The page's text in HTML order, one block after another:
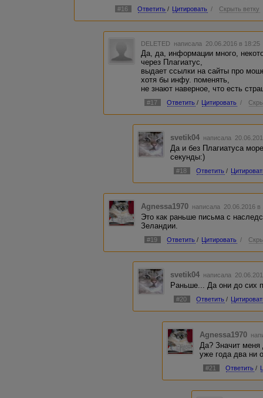
#16 Ответить / Цитировать / Скрыть ветку
DELETED написала 20.06.2016 в
Да, да, информации много,
через Плагиатус,
выдает ссылки на сайты про
хотя бы инфу. поменять,
не знают наверное, что есть
#17 Ответить / Цитировать /
svetik04 написала
Да и без Плагиатуса
секунды:)
#18 Ответить /
Agnessa1970 написала 20.06.2016
Это как раньше письма с
Зеландии.
#19 Ответить / Цитировать /
svetik04 написала
Раньше... Да они до сих
#20 Ответить /
Agnessa1970
Да? Значит
уже года два ни
#21 Ответить /